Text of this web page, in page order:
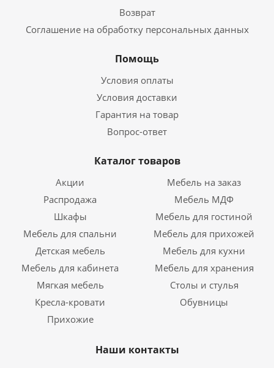
Возврат
Соглашение на обработку персональных данных
Помощь
Условия оплаты
Условия доставки
Гарантия на товар
Вопрос-ответ
Каталог товаров
Акции
Мебель на заказ
Распродажа
Мебель МДФ
Шкафы
Мебель для гостиной
Мебель для спальни
Мебель для прихожей
Детская мебель
Мебель для кухни
Мебель для кабинета
Мебель для хранения
Мягкая мебель
Столы и стулья
Кресла-кровати
Обувницы
Прихожие
Наши контакты